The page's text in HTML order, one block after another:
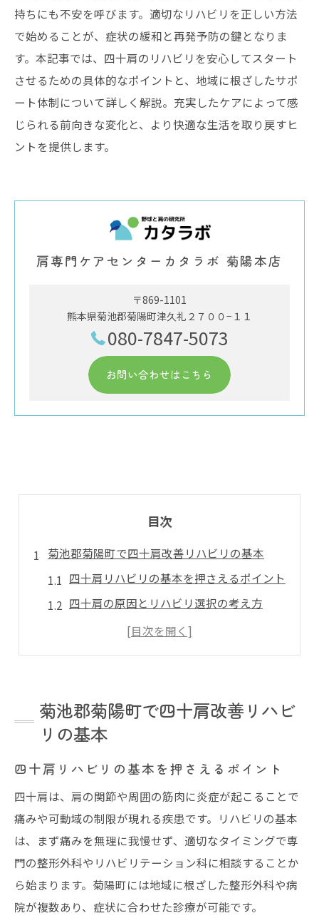
持ちにも不安を呼びます。適切なリハビリを正しい方法
で始めることが、症状の緩和と再発予防の鍵となりま
す。本記事では、四十肩のリハビリを安心してスタート
させるための具体的なポイントと、地域に根ざしたサポ
ート体制について詳しく解説。充実したケアによって感
じられる前向きな変化と、より快適な生活を取り戻すヒ
ントを提供します。
肩専門ケアセンターカタラボ 菊陽本店
〒869-1101
熊本県菊池郡菊陽町津久礼２７００−１１
080-7847-5073
お問い合わせはこちら
目次
菊池郡菊陽町で四十肩改善リハビリの基本
四十肩リハビリの基本を押さえるポイント
四十肩の原因とリハビリ選択の考え方
痛み軽減へ導く四十肩リハビリの流れ
四十肩改善リハビリの安全な始め方
四十肩に悩む方へ無理なく始める方法
四十肩リハビリは無理せず始めるのが大切
四十肩改善のための生活習慣の見直し方
四十肩リハビリで心がけたいポイント
負担を減らす四十肩リハビリのコツ
四十肩リハビリによる痛み軽減の実践法
痛みを和らげる四十肩リハビリの工夫
菊池郡菊陽町で四十肩改善リハビ
リの基本
四十肩リハビリの基本を押さえるポイント
四十肩は、肩の関節や周囲の筋肉に炎症が起こることで
痛みや可動域の制限が現れる疾患です。リハビリの基本
は、まず痛みを無理に我慢せず、適切なタイミングで専
門の整形外科やリハビリテーション科に相談することか
ら始まります。菊陽町には地域に根ざした整形外科や病
院が複数あり、症状に合わせた診療が可能です。